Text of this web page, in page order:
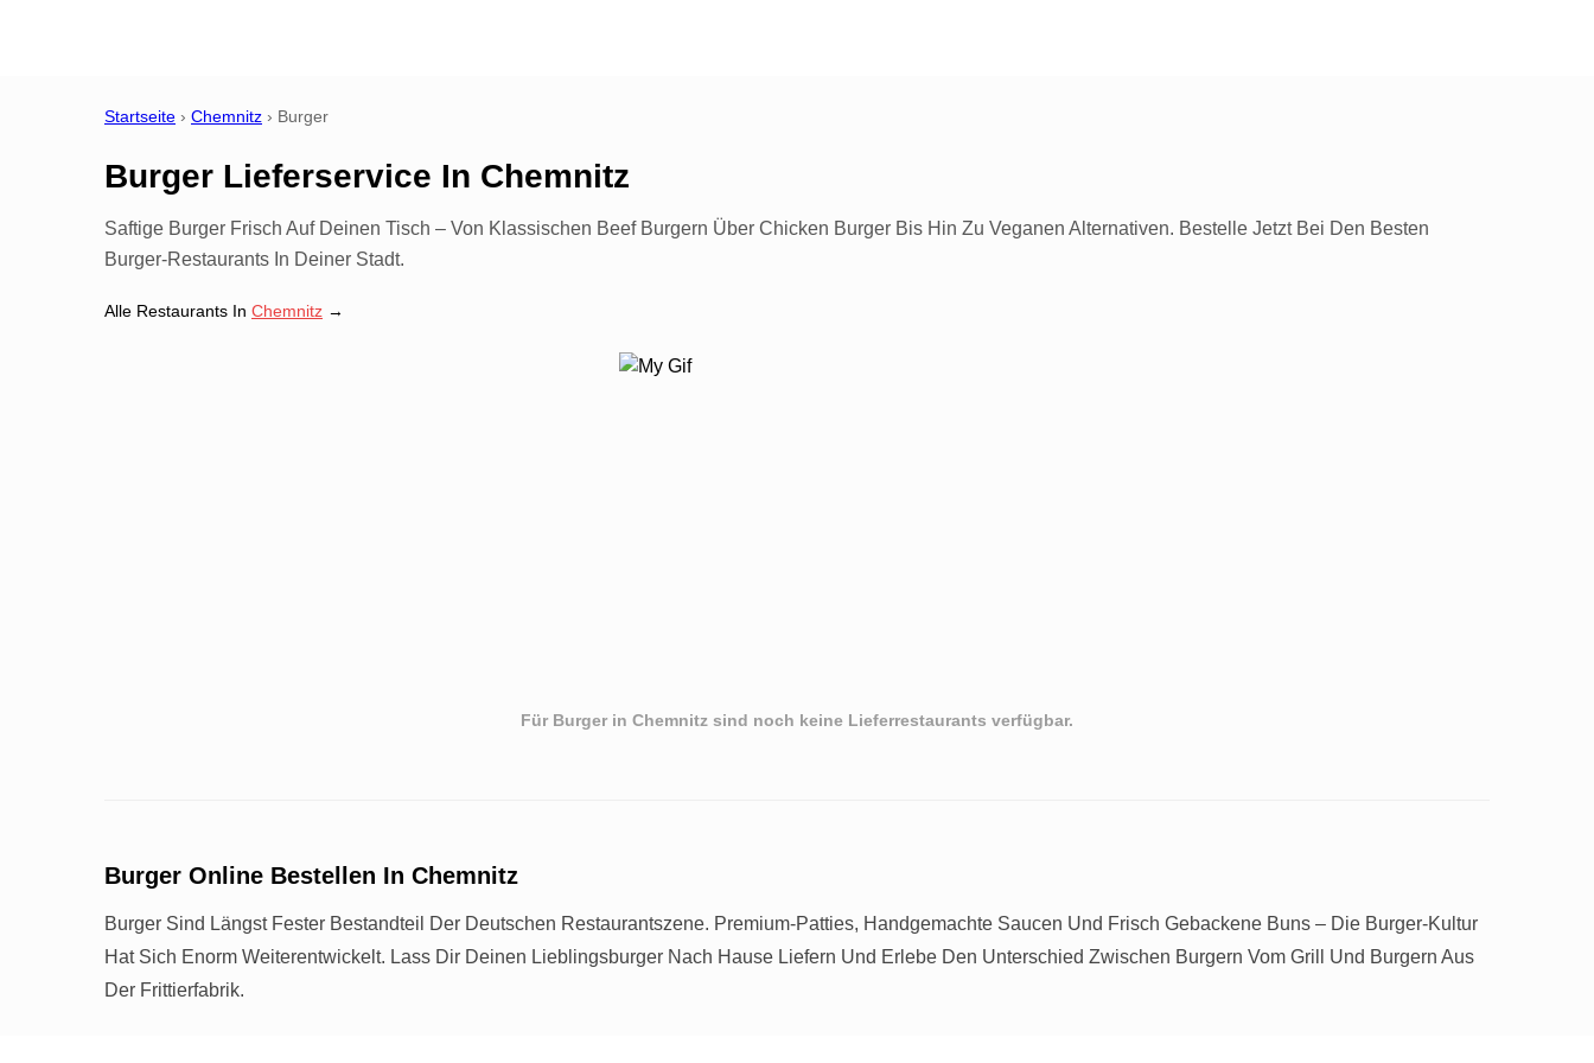
Startseite › Chemnitz › Burger
Burger Lieferservice In Chemnitz
Saftige Burger Frisch Auf Deinen Tisch – Von Klassischen Beef Burgern Über Chicken Burger Bis Hin Zu Veganen Alternativen. Bestelle Jetzt Bei Den Besten
Burger-Restaurants In Deiner Stadt.
Alle Restaurants In Chemnitz →
Für Burger in Chemnitz sind noch keine Lieferrestaurants verfügbar.
Burger Online Bestellen In Chemnitz
Burger Sind Längst Fester Bestandteil Der Deutschen Restaurantszene. Premium-Patties, Handgemachte Saucen Und Frisch Gebackene Buns – Die Burger-Kultur
Hat Sich Enorm Weiterentwickelt. Lass Dir Deinen Lieblingsburger Nach Hause Liefern Und Erlebe Den Unterschied Zwischen Burgern Vom Grill Und Burgern Aus
Der Frittierfabrik.